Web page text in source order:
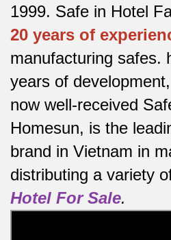
1999. Safe in Hotel
20 years of
manufacturing safes.
years of
now well-received
Homesun, is the
brand in Vietnam in
distributing a variety
Hotel For Sale.